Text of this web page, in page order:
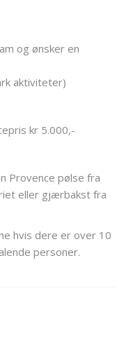
og ønsker en
aktiviteter)
kr 5.000,-
Provence pølse fra
eller gjærbakst fra
hvis dere er over 10
personer.